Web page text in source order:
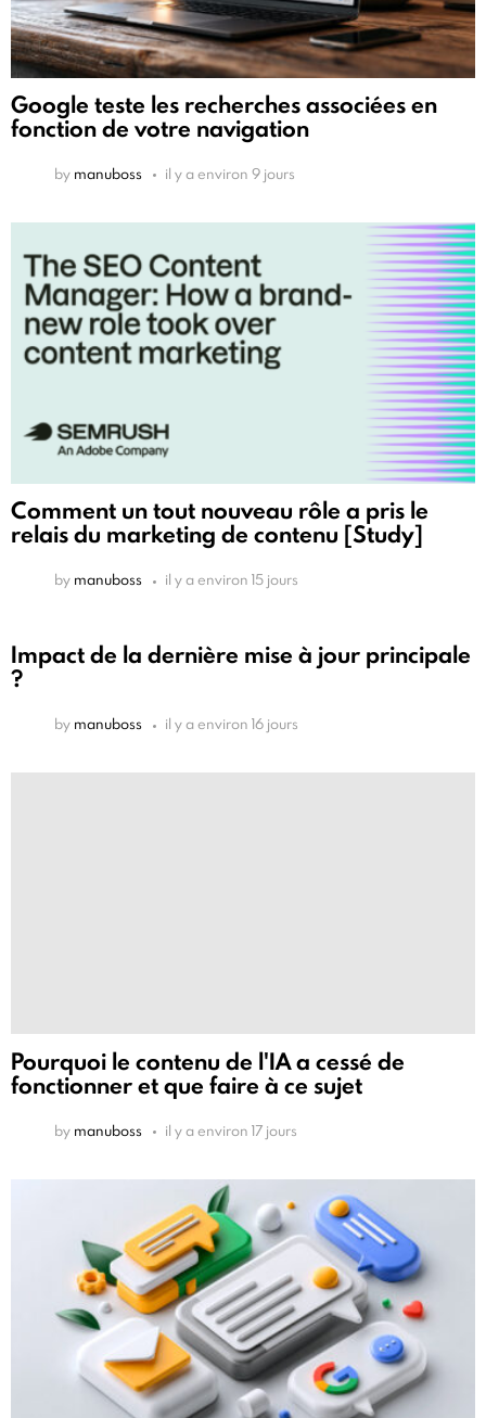
Google teste les recherches associées en
fonction de votre navigation
by manuboss il y a environ 9 jours
Comment un tout nouveau rôle a pris le
relais du marketing de contenu [Study]
by manuboss il y a environ 15 jours
Impact de la dernière mise à jour principale
?
by manuboss il y a environ 16 jours
Pourquoi le contenu de l'IA a cessé de
fonctionner et que faire à ce sujet
by manuboss il y a environ 17 jours